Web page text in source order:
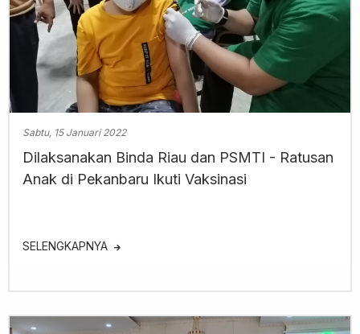
Sabtu, 15 Januari 2022
Dilaksanakan Binda Riau dan PSMTI - Ratusan
Anak di Pekanbaru Ikuti Vaksinasi
SELENGKAPNYA